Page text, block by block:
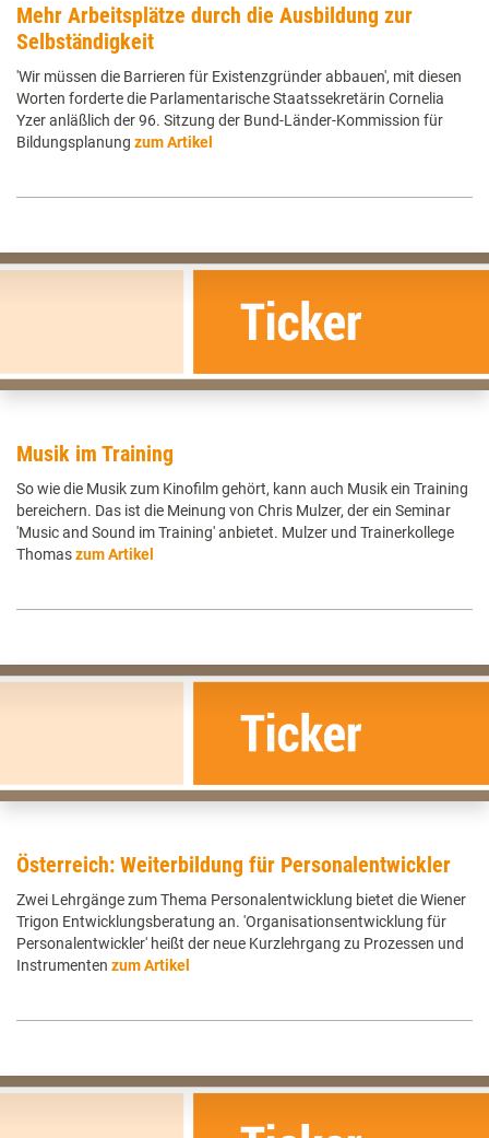
Mehr Arbeitsplätze durch die Ausbildung zur
Selbständigkeit
'Wir müssen die Barrieren für Existenzgründer abbauen', mit diesen
Worten forderte die Parlamentarische Staatssekretärin Cornelia
Yzer anläßlich der 96. Sitzung der Bund-Länder-Kommission für
Bildungsplanung zum Artikel
Musik im Training
So wie die Musik zum Kinofilm gehört, kann auch Musik ein Training
bereichern. Das ist die Meinung von Chris Mulzer, der ein Seminar
'Music and Sound im Training' anbietet. Mulzer und Trainerkollege
Thomaszum Artikel
Österreich: Weiterbildung für Personalentwickler
Zwei Lehrgänge zum Thema Personalentwicklung bietet die Wiener
Trigon Entwicklungsberatung an. 'Organisationsentwicklung für
Personalentwickler' heißt der neue Kurzlehrgang zu Prozessen und
Instrumenten zum Artikel